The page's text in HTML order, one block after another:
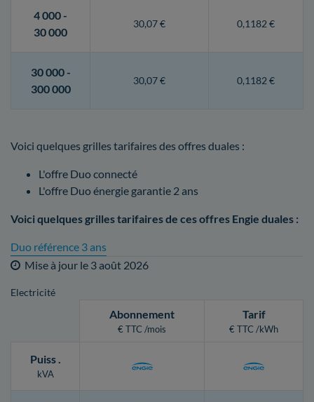
4 000 -
30 000
30,07 € 0,1182 €
30 000 -
300 000
30,07 € 0,1182 €
Voici quelques grilles tarifaires des offres duales :
L'offre Duo connecté
L'offre Duo énergie garantie 2 ans
Voici quelques grilles tarifaires de ces offres Engie duales :
Duo référence 3 ans
Mise à jour le 3 août 2026
Electricité
Abonnement
€ TTC /mois
Tarif
€ TTC /kWh
Puiss.
kVA